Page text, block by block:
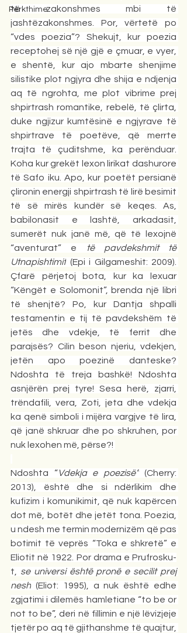
Përkthime
të zakonshmes mbi të
jashtëzakonshmes. Por, vërtetë po
“vdes poezia”? Shekujt, kur poezia
receptohej së një gjë e çmuar, e vyer,
e shentë, kur ajo mbarte shenjime
silistike plot ngjyra dhe shija e ndjenja
aq të ngrohta, me plot vibrime prej
shpirtrash romantike, rebelë, të çlirta,
duke ngjizur kumtësinë e ngjyrave të
shpirtrave të poetëve, që merrte
trajta të çuditshme, ka perënduar.
Koha kur grekët lexon lirikat dashurore
të Safo iku. Apo, kur poetët persianë
çlironin energji shpirtrash të lirë besimit
të së mirës kundër së keqes. As,
babilonasit e lashtë, arkadasit,
sumerët nuk janë më, që të lexojnë
“aventurat” e
të pavdekshmit të
Utnapishtimit (Epi i Gilgameshit: 2009).
Çfarë përjetoj bota, kur ka lexuar
“Këngët e Solomonit”, brenda një libri
të shenjtë? Po, kur Dantja shpalli
testamentin e tij të pavdekshëm të
jetës dhe vdekje, të ferrit dhe
parajsës? Cilin beson njeriu, vdekjen,
jetën apo poezinë danteske?
Ndoshta të treja bashkë! Ndoshta
asnjërën prej tyre! Sesa herë, zjarri,
trëndafili, vera, Zoti, jeta dhe vdekja
ka qenë simboli i mijëra vargjve të lira,
që janë shkruar dhe po shkruhen, por
nuk lexohen më, përse?!
Ndoshta “Vdekja e poezisë” (Cherry:
2013), është dhe si ndërlikim dhe
kufizim i komunikimit, që nuk kapërcen
dot më, botët dhe jetët tona. Poezia,
u ndesh me termin modernizëm që pas
botimit të veprës “Toka e shkretë” e
Eliotit në 1922. Por drama e Prufrosku-
t, se universi është pronë e secilit prej
nesh (Eliot: 1995), a nuk është edhe
zgjatimi i dilemës hamletiane “to be or
not to be”, deri në fillimin e një lëvizjeje
tjetër po aq të gjithanshme të quajtur,